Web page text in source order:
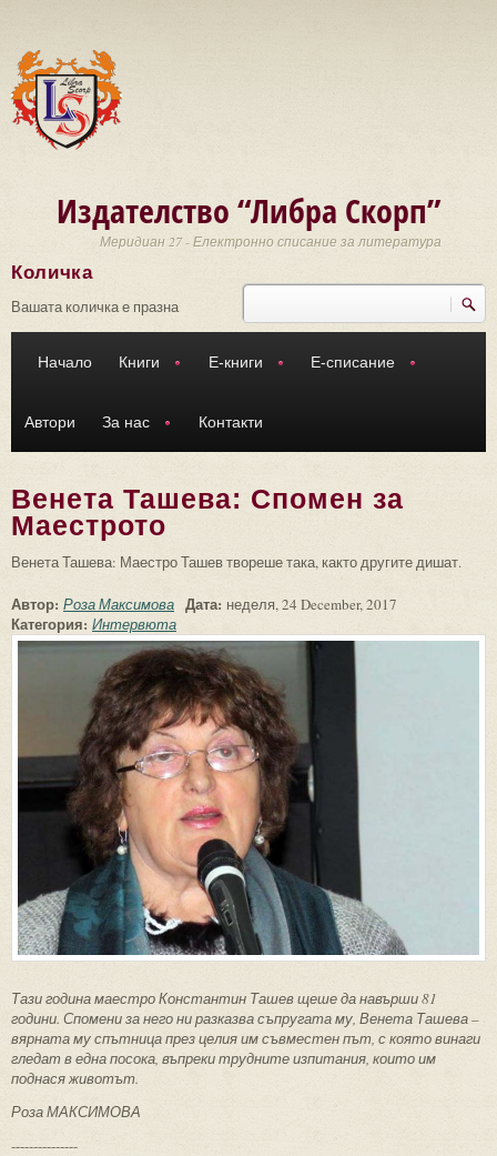
Издателство “Либра Скорп”
Меридиан 27 - Електронно списание за литература
Търси
Количка
Вашата количка е празна
Начало Книги Е-книги Е-списание
Автори За нас Контакти
Венета Ташева: Спомен за
Маестрото
Венета Ташева: Маестро Ташев твореше така, както другите дишат.
Автор: Роза Максимова Дата: неделя, 24 December, 2017
Категория: Интервюта
Тази година маестро Константин Ташев щеше да навърши 81
години. Спомени за него ни разказва съпругата му, Венета Ташева –
вярната му спътница през целия им съвместен път, с която винаги
гледат в една посока, въпреки трудните изпитания, които им
поднася животът.
Роза МАКСИМОВА
---------------